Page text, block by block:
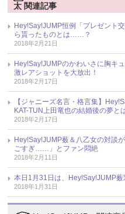
太 関連記事
Hey!Say!JUMP恒例「プレゼント
ら貰ったものとは……？
2018年2月21日
Hey!Say!JUMPのかわいさに胸キ
激レアショットを大放出！
2018年2月17日
【ジャニーズ名言・格言集】
KAT-TUN上田竜也の結婚後の夢と
2018年2月17日
Hey!Say!JUMP薮＆八乙女の対談
ごすぎ……」とファン悶絶
2018年2月11日
本日1月31日は、Hey!Say!JUMP薮
2018年1月31日